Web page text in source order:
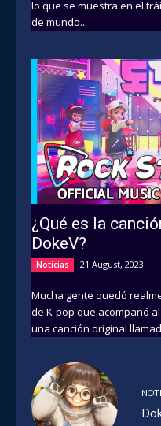
lo que se muestra en el tráiler
de mundo...
¿Qué es la
DokeV?
Noticias 21 August, 2023
Mucha gente quedó
de K-pop que acompañó
una canción original